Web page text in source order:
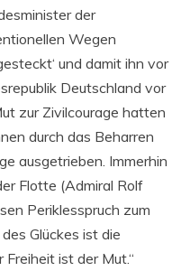
der
Wegen
und damit ihn vor
Deutschland vor
zur Zivilcourage hatten
durch das Beharren
ausgetrieben. Immerhin
Flotte (Admiral Rolf
Periklesspruch zum
Glückes ist die
Freiheit ist der Mut.“